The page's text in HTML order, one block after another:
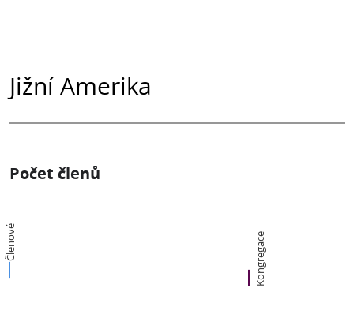
Jižní Amerika
Počet členů
Členové Kongregace